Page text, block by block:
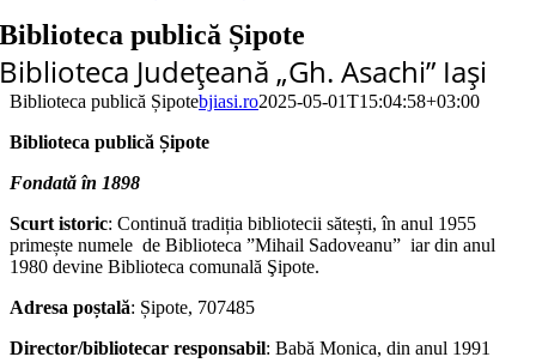
Biblioteca publică Șipote
Biblioteca Judeţeană „Gh. Asachi” Iaşi
Biblioteca publică Șipotebjiasi.ro2025-05-01T15:04:58+03:00
Biblioteca publică Șipote
Fondată în 1898
Scurt istoric: Continuă tradiția bibliotecii sătești, în anul 1955
primește numele de Biblioteca ”Mihail Sadoveanu” iar din anul
1980 devine Biblioteca comunală Şipote.
Adresa poștală: Șipote, 707485
Director/bibliotecar responsabil: Babă Monica, din anul 1991